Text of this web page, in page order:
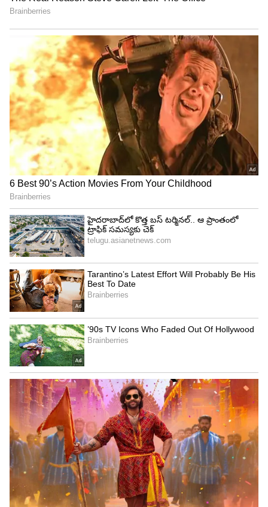
3
7
అయితే రీసెంట్ గా ఈ భామ తన పుట్టినరోజు నాడు
ప్రియుడు శిఖర్‌ పహారియాతో కలిసి తిరుమల శ్రీవారిని
దర్శించుకున్న సంగతి తెలిసిందే. మోకాళ్ల మీద ఆమె
తిరుమల కొండ ఎక్కినట్టు ప్రకటించింది కూడా. ఇక
వీరిద్దరితో పాటు బాలీవుడ్ సోషల్ మీడియా స్టార్ ఒర్రి,
ఒకప్పటి హీరోయిన్ మహేశ్వరితో మరికొంతమంది
కుటుంబసభ్యులు కూడా వచ్చారు.